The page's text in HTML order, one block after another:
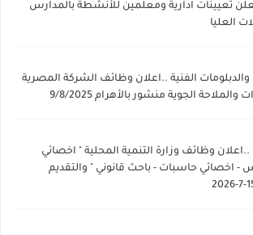
تعيينات ادارية ومعلمين للأنشطة بالمدارس
العليا
والدبلومات الفنية ..اعلان وظائف الشركة المصرية
الجوية منشور بالأهرام 9/8/2025
..اعلان وظائف وزارة التنمية المحلية " اخصائي
اخصائي حاسبات - باحث قانوني " والتقديم